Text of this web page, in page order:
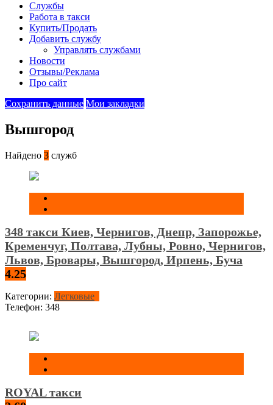
Службы
Работа в такси
Купить/Продать
Добавить службу
Управлять службами
Новости
Отзывы/Реклама
Про сайт
Сохранить данные Мои закладки
Вышгород
Найдено 3 служб
348 такси Киев, Чернигов, Днепр, Запорожье,
Кременчуг, Полтава, Лубны, Ровно, Чернигов,
Львов, Бровары, Вышгород, Ирпень, Буча
4.25
Категории: Легковые
Телефон: 348
ROYAL такси